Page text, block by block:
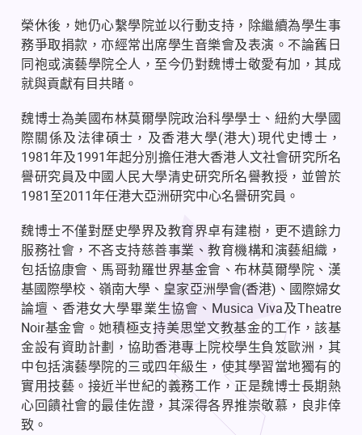
榮休後，她仍心繫學院並以行動支持，除繼續為學生事
務爭取捐款，亦經常出席學生音樂會及表演。不論舊日
同袍或演藝學院仝人，至今仍對魏博士敬愛有加，其成
就與貢獻有目共睹。
魏博士為美國布林莫爾學院政治科學學士、紐約大學國
際關係及法律碩士，及香港大學(港大)現代史博士，
1981年及1991年起分別擔任港大香港人文社會研究所名
譽研究員及中國人民大學清史研究所名譽教授，並曾於
1981至2011年任港大亞洲研究中心名譽研究員。
魏博士不僅對歷史學界及教育界卓有建樹，更不遺餘力
服務社會，不吝支持慈善事業、教育機構和演藝組織，
包括協康會、馬哥勃羅世界基金會、布林莫爾學院、漢
基國際學校、嶺南大學、皇家亞洲學會(香港)、國際婦女
論壇、香港女大學畢業生協會、Musica Viva及Theatre
Noir基金會。她積極支持美思堂文教基金的工作，該基
金設有資助計劃，協助香港專上院校學生負笈歐洲，其
中包括演藝學院的三或四年級生，使其學習當地獨有的
實用技藝。接近半世紀的義務工作，正是魏博士長期熱
心回饋社會的最佳佐證，其深得各界推崇敬慕，良非倖
致。